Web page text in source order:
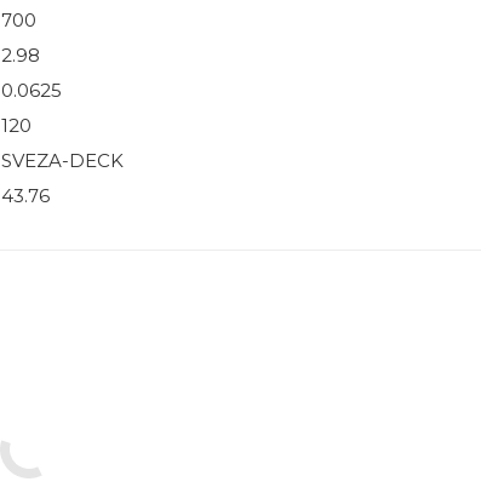
700
2.98
0.0625
120
SVEZA-DECK
43.76